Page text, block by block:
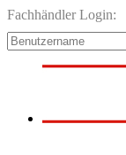
Fachhändler Login: